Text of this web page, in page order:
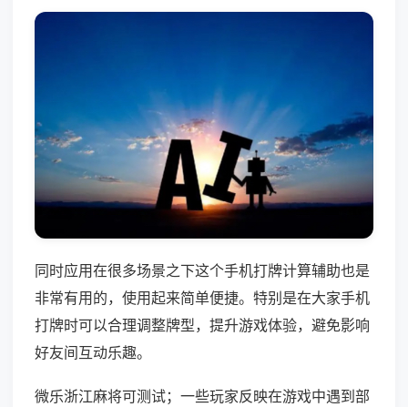
同时应用在很多场景之下这个手机打牌计算辅助也是
非常有用的，使用起来简单便捷。特别是在大家手机
打牌时可以合理调整牌型，提升游戏体验，避免影响
好友间互动乐趣。
微乐浙江麻将可测试；一些玩家反映在游戏中遇到部